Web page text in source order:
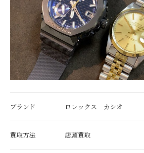
ブランド ロレックス カシオ
買取方法 店頭買取